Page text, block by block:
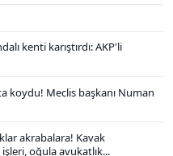
kenti karıştırdı: AKP'li
koydu! Meclis başkanı Numan
akrabalara! Kavak
oğula avukatlık...